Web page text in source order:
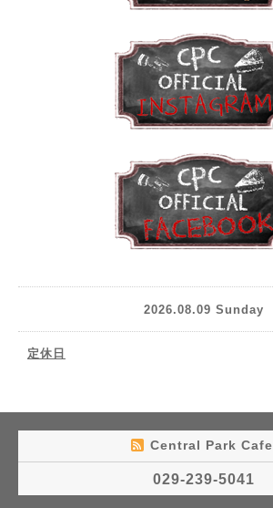
2026.08.09 Sunday
定休日
Central Park Cafe
029-239-5041